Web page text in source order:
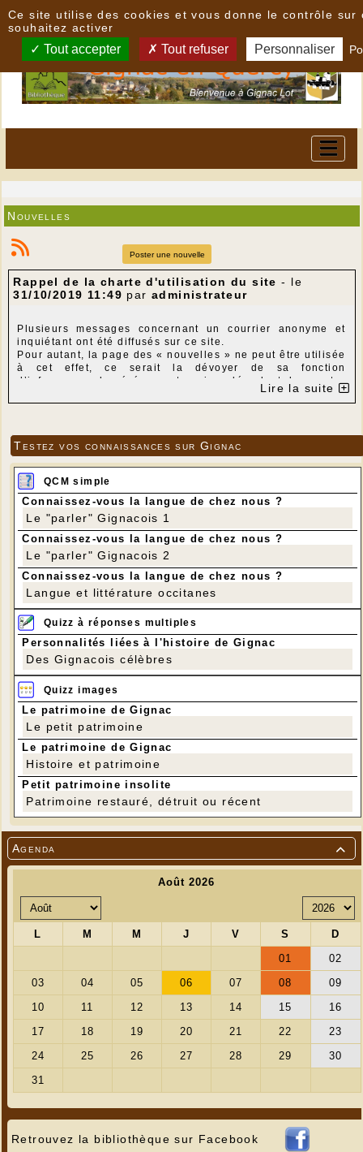

Agenda
Retrouvez la bibliothèque sur Facebook
Nouvelles
Poster une nouvelle
Rappel de la charte d'utilisation du site - le
31/10/2019 11:49 par administrateur
Plusieurs messages concernant un courrier anonyme et
inquiétant ont été diffusés sur ce site.
Pour autant, la page des « nouvelles » ne peut être utilisée
à cet effet, ce serait la dévoyer de sa fonction
d’informer sur les événements qui se déroulent dans notre
Bien entendu, « les nouvelles » restent librement
constituées.
Jean-Luc Louis, administrateur.
Lire la suite
Testez vos connaissances sur Gignac
QCM simple
Connaissez-vous la langue de chez nous ?
Le "parler" Gignacois 1
Connaissez-vous la langue de chez nous ?
Le "parler" Gignacois 2
Connaissez-vous la langue de chez nous ?
Langue et littérature occitanes
Quizz à réponses multiples
Personnalités liées à l'histoire de Gignac
Des Gignacois célèbres
Quizz images
Le patrimoine de Gignac
Le petit patrimoine
Le patrimoine de Gignac
Histoire et patrimoine
Petit patrimoine insolite
Patrimoine restauré, détruit ou récent
Ce site utilise des cookies et vous donne le contrôle sur
souhaitez activer
Tout accepter Tout refuser Personnaliser